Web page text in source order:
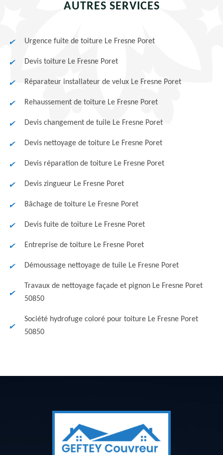
AUTRES SERVICES
Urgence fuite de toiture Le Fresne Poret
Devis toiture Le Fresne Poret
Réparateur installateur de velux Le Fresne Poret
Rehaussement de toiture Le Fresne Poret
Devis changement de tuile Le Fresne Poret
Devis nettoyage de toiture Le Fresne Poret
Devis réparation de toiture Le Fresne Poret
Devis zingueur Le Fresne Poret
Bâchage de toiture Le Fresne Poret
Devis fuite de toiture Le Fresne Poret
Entreprise de toiture Le Fresne Poret
Démoussage nettoyage de tuile Le Fresne Poret
Travaux de nettoyage façade et pignon Le Fresne Poret
50850
Société hydrofuge coloré pour toiture Le Fresne Poret
50850